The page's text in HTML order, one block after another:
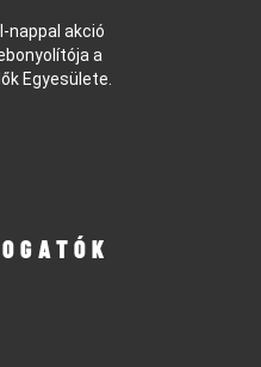
nappal akció
a
Egyesülete.